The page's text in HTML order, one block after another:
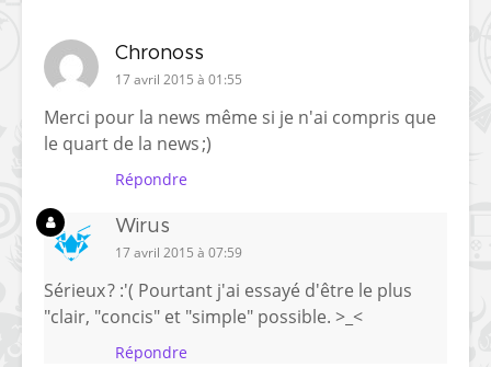
Chronoss
17 avril 2015 à 01:55
Merci pour la news même si je n'ai compris que
le quart de la news ;)
Répondre
Wirus
17 avril 2015 à 07:59
Sérieux ? :'( Pourtant j'ai essayé d'être le plus
"clair, "concis" et "simple" possible. >_<
Répondre